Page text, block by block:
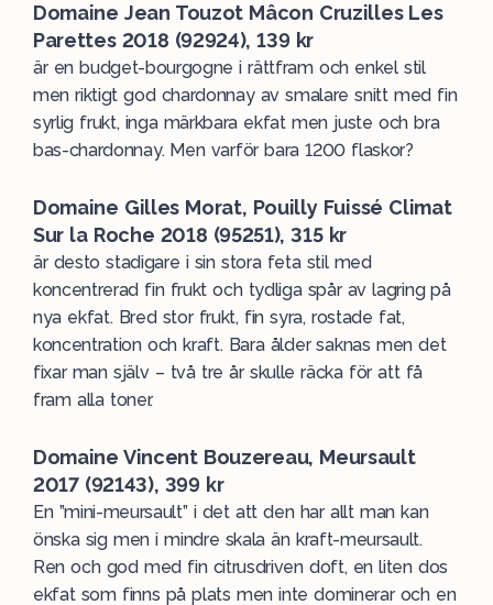
Domaine Jean Touzot Mâcon Cruzilles Les
Parettes 2018 (92924), 139 kr
är en budget-bourgogne i rättfram och enkel stil
men riktigt god chardonnay av smalare snitt med fin
syrlig frukt, inga märkbara ekfat men juste och bra
bas-chardonnay. Men varför bara 1200 flaskor?
Domaine Gilles Morat, Pouilly Fuissé Climat
Sur la Roche 2018 (95251), 315 kr
är desto stadigare i sin stora feta stil med
koncentrerad fin frukt och tydliga spår av lagring på
nya ekfat. Bred stor frukt, fin syra, rostade fat,
koncentration och kraft. Bara ålder saknas men det
fixar man själv – två tre år skulle räcka för att få
fram alla toner.
Domaine Vincent Bouzereau, Meursault
2017 (92143), 399 kr
En ”mini-meursault” i det att den har allt man kan
önska sig men i mindre skala än kraft-meursault.
Ren och god med fin citrusdriven doft, en liten dos
ekfat som finns på plats men inte dominerar och en